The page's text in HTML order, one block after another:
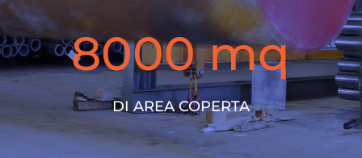
8000 mq
DI AREA COPERTA